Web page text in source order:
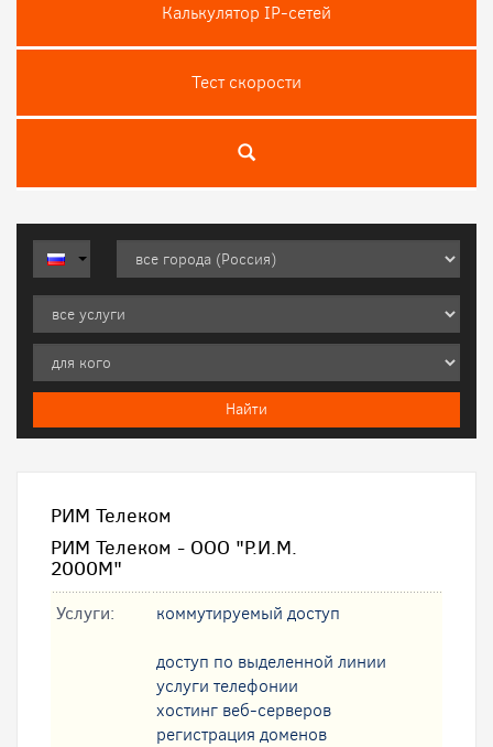
Калькулятор IP-сетей
Тест скороcти
РИМ Телеком
РИМ Телеком - ООО "Р.И.М.
2000М"
Услуги: коммутируемый доступ
доступ по выделенной линии
услуги телефонии
хостинг веб-серверов
регистрация доменов